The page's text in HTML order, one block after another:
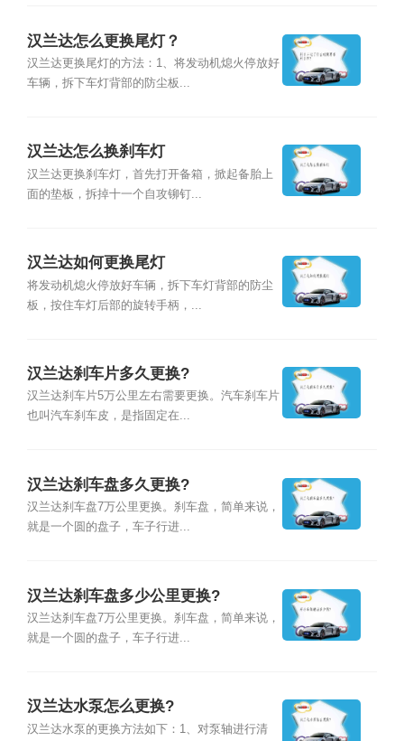
汉兰达怎么更换尾灯？
汉兰达更换尾灯的方法：1、将发动机熄火停放好
车辆，拆下车灯背部的防尘板...
汉兰达怎么换刹车灯
汉兰达更换刹车灯，首先打开备箱，掀起备胎上
面的垫板，拆掉十一个自攻铆钉...
汉兰达如何更换尾灯
将发动机熄火停放好车辆，拆下车灯背部的防尘
板，按住车灯后部的旋转手柄，...
汉兰达刹车片多久更换?
汉兰达刹车片5万公里左右需要更换。汽车刹车片
也叫汽车刹车皮，是指固定在...
汉兰达刹车盘多久更换?
汉兰达刹车盘7万公里更换。刹车盘，简单来说，
就是一个圆的盘子，车子行进...
汉兰达刹车盘多少公里更换?
汉兰达刹车盘7万公里更换。刹车盘，简单来说，
就是一个圆的盘子，车子行进...
汉兰达水泵怎么更换?
汉兰达水泵的更换方法如下：1、对泵轴进行清